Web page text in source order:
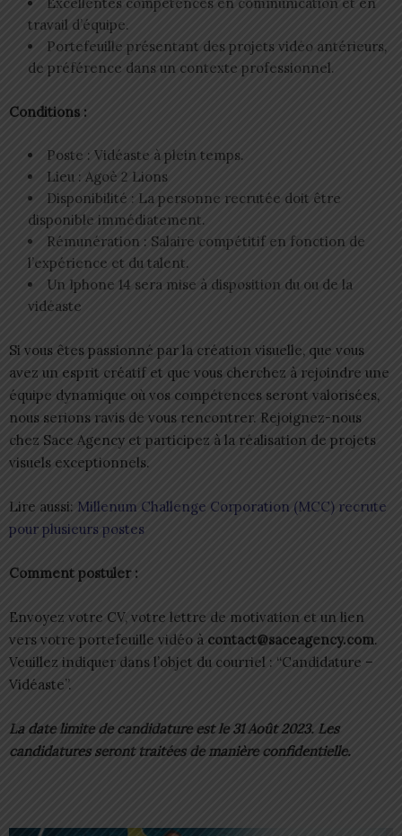
travail d’équipe.
Portefeuille présentant des projets vidéo antérieurs,
de préférence dans un contexte professionnel.
Conditions :
Poste : Vidéaste à plein temps.
Lieu : Agoè 2 Lions
Disponibilité : La personne recrutée doit être
disponible immédiatement.
Rémunération : Salaire compétitif en fonction de
l’expérience et du talent.
Un Iphone 14 sera mise à disposition du ou de la
vidéaste
Si vous êtes passionné par la création visuelle, que vous
avez un esprit créatif et que vous cherchez à rejoindre une
équipe dynamique où vos compétences seront valorisées,
nous serions ravis de vous rencontrer. Rejoignez-nous
chez Sace Agency et participez à la réalisation de projets
visuels exceptionnels.
Lire aussi: Millenum Challenge Corporation (MCC) recrute
pour plusieurs postes
Comment postuler :
Envoyez votre CV, votre lettre de motivation et un lien
vers votre portefeuille vidéo à contact@saceagency.com.
Veuillez indiquer dans l’objet du courriel : “Candidature –
Vidéaste”.
La date limite de candidature est le31 Août 2023. Les
candidatures seront traitées de manière confidentielle.